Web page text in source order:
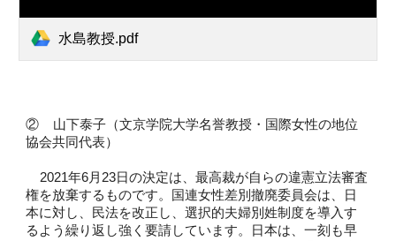
水島教授.pdf
②
    山下泰子（文京学院大学名誉教授・国際女性の地位
協会共同代表）
権を放棄するものです。国連女性差別撤廃委員会は、日
本に対し、民法を改正し、選択的夫婦別姓制度を導入す
るよう繰り返し強く要請しています。日本は、一刻も早